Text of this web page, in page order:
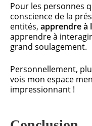
Pour les personnes
conscience de la
entités, apprendre à
apprendre à
grand soulagement.
Personnellement,
vois mon espace
impressionnant !